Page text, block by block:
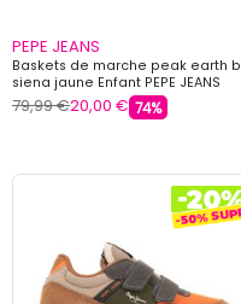
PEPE JEANS
Baskets de marche peak earth b
siena jaune Enfant PEPE JEANS
79,99 €20,00 € 74%